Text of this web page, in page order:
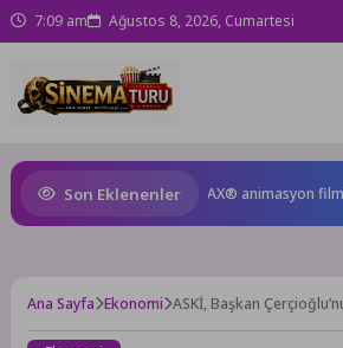
7:09 am Ağustos 8, 2026, Cumartesi
Son Eklenenler
Kral Türkiye’nin ilk IMAX® animasyon filmi
Ana Sayfa Ekonomi ASKİ, Başkan